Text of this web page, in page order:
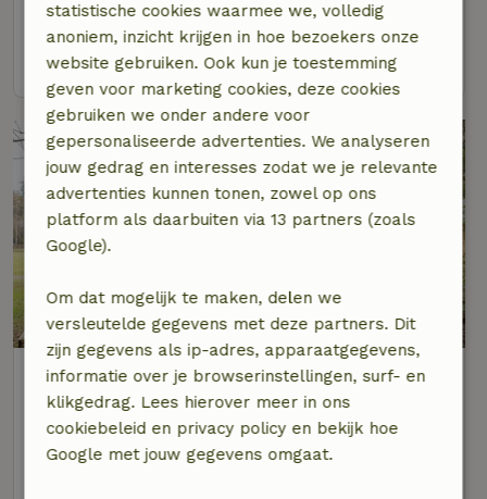
2 personen1 slaapkamer
bekijk
Natuurhuisje in Elspeet
Op 2 km afstand van Elspeet
2 personen 1 slaapkamer
statistische cookies waarmee we, volledig
anoniem, inzicht krijgen in hoe bezoekers onze
website gebruiken. Ook kun je toestemming
geven voor marketing cookies, deze cookies
gebruiken we onder andere voor
gepersonaliseerde advertenties. We analyseren
jouw gedrag en interesses zodat we je relevante
advertenties kunnen tonen, zowel op ons
platform als daarbuiten via 13 partners (zoals
Google).
Om dat mogelijk te maken, delen we
versleutelde gegevens met deze partners. Dit
zijn gegevens als ip-adres, apparaatgegevens,
informatie over je browserinstellingen, surf- en
klikgedrag. Lees hierover meer in ons
cookiebeleid en privacy policy en bekijk hoe
Google met jouw gegevens omgaat.